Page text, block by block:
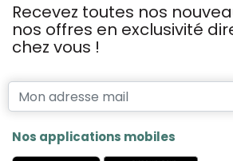
Recevez toutes nos
nos offres en exclusivité
chez vous !
Nos applications mobiles